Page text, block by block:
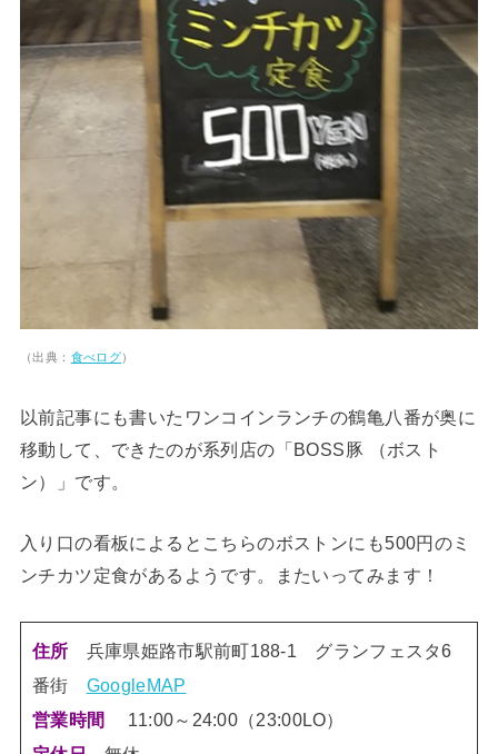
（出典： 食べログ）
以前記事にも書いたワンコインランチの鶴亀八番が奥に
移動して、できたのが系列店の「BOSS豚 （ボスト
ン）」です。
入り口の看板によるとこちらのボストンにも500円のミ
ンチカツ定食があるようです。またいってみます！
住所 兵庫県姫路市駅前町188-1 グランフェスタ6
番街
GoogleMAP
営業時間
11:00～24:00（23:00LO）